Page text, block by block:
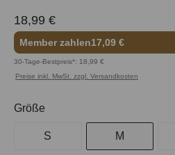
18,99 €
Member zahlen17,09 €
30-Tage-Bestpreis*: 18,99 €
Preise inkl. MwSt. zzgl. Versandkosten
Größe
S M